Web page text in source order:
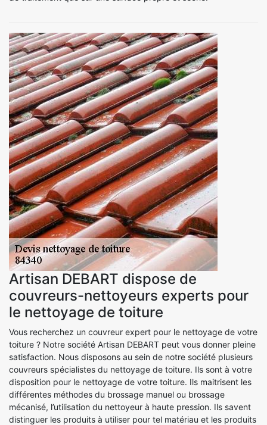
Artisan DEBART dispose de
couvreurs-nettoyeurs experts pour
le nettoyage de toiture
Vous recherchez un couvreur expert pour le nettoyage de votre
toiture ? Notre société Artisan DEBART peut vous donner pleine
satisfaction. Nous disposons au sein de notre société plusieurs
couvreurs spécialistes du nettoyage de toiture. Ils sont à votre
disposition pour le nettoyage de votre toiture. Ils maitrisent les
différentes méthodes du brossage manuel ou brossage
mécanisé, l’utilisation du nettoyeur à haute pression. Ils savent
distinguer les produits à utiliser pour tel matériau et les produits